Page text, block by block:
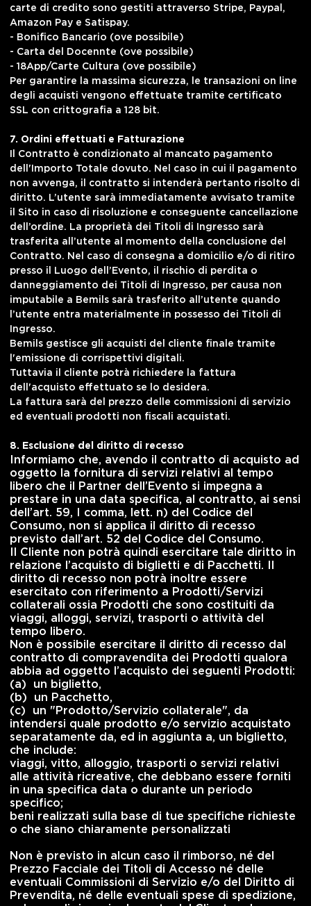
carte di credito sono gestiti attraverso Stripe, Paypal,
Amazon Pay e Satispay.
- Bonifico Bancario (ove possibile)
- Carta del Docennte (ove possibile)
- 18App/Carte Cultura (ove possibile)
Per garantire la massima sicurezza, le transazioni on line
degli acquisti vengono effettuate tramite certificato
SSL con crittografia a 128 bit.
7. Ordini effettuati e Fatturazione
Il Contratto è condizionato al mancato pagamento
dell'Importo Totale dovuto. Nel caso in cui il pagamento
non avvenga, il contratto si intenderà pertanto risolto di
diritto. L’utente sarà immediatamente avvisato tramite
il Sito in caso di risoluzione e conseguente cancellazione
dell’ordine. La proprietà dei Titoli di Ingresso sarà
trasferita all’utente al momento della conclusione del
Contratto. Nel caso di consegna a domicilio e/o di ritiro
presso il Luogo dell’Evento, il rischio di perdita o
danneggiamento dei Titoli di Ingresso, per causa non
imputabile a Bemils sarà trasferito all’utente quando
l’utente entra materialmente in possesso dei Titoli di
Ingresso.
Bemils gestisce gli acquisti del cliente finale tramite
l'emissione di corrispettivi digitali.
Tuttavia il cliente potrà richiedere la fattura
dell'acquisto effettuato se lo desidera.
La fattura sarà del prezzo delle commissioni di servizio
ed eventuali prodotti non fiscali acquistati.
8. Esclusione del diritto di recesso
Informiamo che, avendo il contratto di acquisto ad
oggetto la fornitura di servizi relativi al tempo
libero che il Partner dell’Evento si impegna a
prestare in una data specifica, al contratto, ai sensi
dell’art. 59, I comma, lett. n) del Codice del
Consumo, non si applica il diritto di recesso
previsto dall’art. 52 del Codice del Consumo.
Il Cliente non potrà quindi esercitare tale diritto in
relazione l’acquisto di biglietti e di Pacchetti. Il
diritto di recesso non potrà inoltre essere
esercitato con riferimento a Prodotti/Servizi
collaterali ossia Prodotti che sono costituiti da
viaggi, alloggi, servizi, trasporti o attività del
tempo libero.
Non è possibile esercitare il diritto di recesso dal
contratto di compravendita dei Prodotti qualora
abbia ad oggetto l’acquisto dei seguenti Prodotti:
(a)
un biglietto,
(b)
un Pacchetto,
(c)
un "Prodotto/Servizio collaterale", da
intendersi quale prodotto e/o servizio acquistato
separatamente da, ed in aggiunta a, un biglietto,
che include:
viaggi, vitto, alloggio, trasporti o servizi relativi
alle attività ricreative, che debbano essere forniti
in una specifica data o durante un periodo
specifico;
beni realizzati sulla base di tue specifiche richieste
o che siano chiaramente personalizzati
Non è previsto in alcun caso il rimborso, né del
Prezzo Facciale dei Titoli di Accesso né delle
eventuali Commissioni di Servizio e/o del Diritto di
Prevendita, né delle eventuali spese di spedizione,